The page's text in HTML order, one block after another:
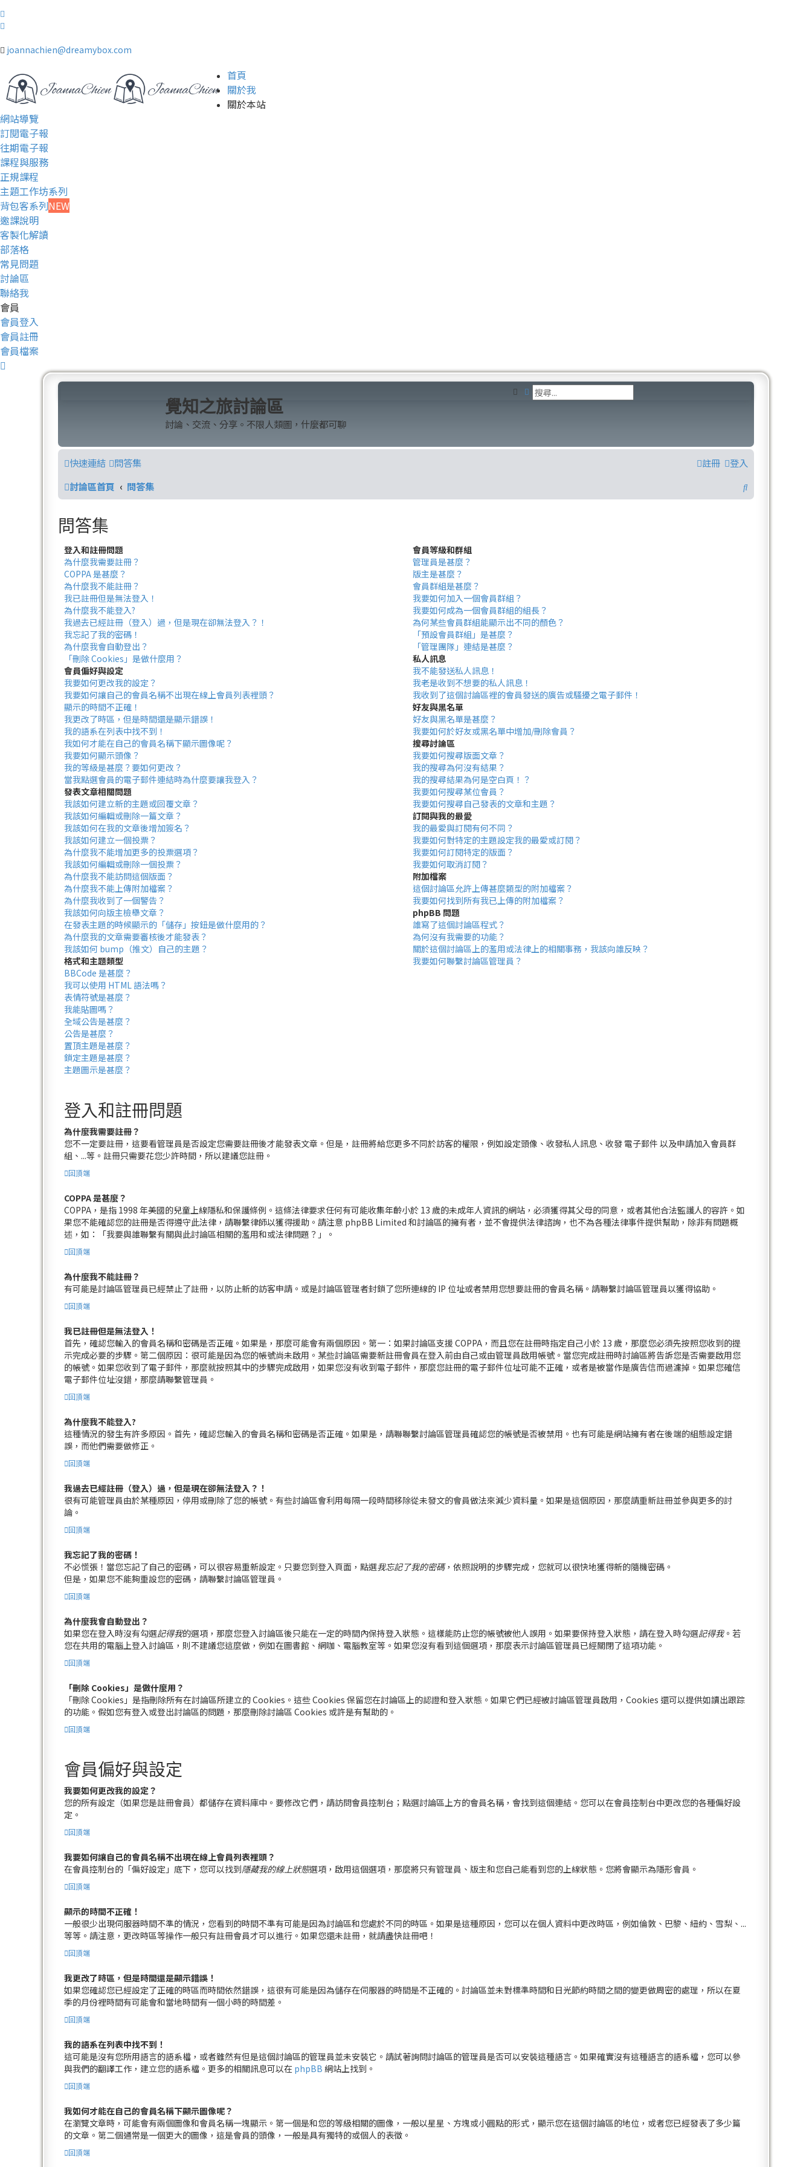
joannachien@dreamybox.com
首頁
關於我
關於本站
網站導覽
訂閱電子報
往期電子報
課程與服務
正規課程
主題工作坊系列
背包客系列NEW
邀課說明
客製化解讀
部落格
常見問題
討論區
聯絡我
會員
會員登入
會員註冊
會員檔案
覺知之旅討論區
討論、交流、分享。不限人類圖，什麼都可聊
搜尋 進階搜尋
快速連結 問答集 登入
註冊
討論區首頁
問答集
問答集
登入和註冊問題
為什麼我需要註冊？
COPPA 是甚麼？
為什麼我不能註冊？
我已註冊但是無法登入！
為什麼我不能登入?
我過去已經註冊（登入）過，但是現在卻無法登入？！
我忘記了我的密碼！
為什麼我會自動登出？
「刪除 Cookies」是做什麼用？
會員偏好與設定
我要如何更改我的設定？
我要如何讓自己的會員名稱不出現在線上會員列表裡頭？
顯示的時間不正確！
我更改了時區，但是時間還是顯示錯誤！
我的語系在列表中找不到！
我如何才能在自己的會員名稱下顯示圖像呢？
我要如何顯示頭像？
我的等級是甚麼？要如何更改？
當我點選會員的電子郵件連結時為什麼要讓我登入？
發表文章相關問題
我該如何建立新的主題或回覆文章？
我該如何編輯或刪除一篇文章？
我該如何在我的文章後增加簽名？
我該如何建立一個投票？
為什麼我不能增加更多的投票選項？
我該如何編輯或刪除一個投票？
為什麼我不能訪問這個版面？
為什麼我不能上傳附加檔案？
為什麼我收到了一個警告？
我該如何向版主檢舉文章？
在發表主題的時候顯示的「儲存」按鈕是做什麼用的？
為什麼我的文章需要審核後才能發表？
我該如何 bump（推文）自己的主題？
格式和主題類型
BBCode 是甚麼？
我可以使用 HTML 語法嗎？
表情符號是甚麼？
我能貼圖嗎？
全域公告是甚麼？
公告是甚麼？
置頂主題是甚麼？
鎖定主題是甚麼？
主題圖示是甚麼？
會員等級和群組
管理員是甚麼？
版主是甚麼？
會員群組是甚麼？
我要如何加入一個會員群組？
我要如何成為一個會員群組的組長？
為何某些會員群組能顯示出不同的顏色？
「預設會員群組」是甚麼？
「管理團隊」連結是甚麼？
私人訊息
我不能發送私人訊息！
我老是收到不想要的私人訊息！
我收到了這個討論區裡的會員發送的廣告或騷擾之電子郵件！
好友與黑名單
好友與黑名單是甚麼？
我要如何於好友或黑名單中增加/刪除會員？
搜尋討論區
我要如何搜尋版面文章？
我的搜尋為何沒有結果？
我的搜尋結果為何是空白頁！？
我要如何搜尋某位會員？
我要如何搜尋自己發表的文章和主題？
訂閱與我的最愛
我的最愛與訂閱有何不同？
我要如何對特定的主題設定我的最愛或訂閱？
我要如何訂閱特定的版面？
我要如何取消訂閱？
附加檔案
這個討論區允許上傳甚麼類型的附加檔案？
我要如何找到所有我已上傳的附加檔案？
phpBB 問題
誰寫了這個討論區程式？
為何沒有我需要的功能？
關於這個討論區上的濫用或法律上的相關事務，我該向誰反映？
我要如何聯繫討論區管理員？
登入和註冊問題
為什麼我需要註冊？
您不一定要註冊，這要看管理員是否設定您需要註冊後才能發表文章。但是，註冊將給您更多不同於訪客的權限，例如設定頭像、收發私人訊息、收發 電子郵件 以及申請加入會員群
組、...等。註冊只需要花您少許時間，所以建議您註冊。
回頂端
COPPA 是甚麼？
COPPA，是指 1998 年美國的兒童上線隱私和保護條例。這條法律要求任何有可能收集年齡小於 13 歲的未成年人資訊的網站，必須獲得其父母的同意，或者其他合法監護人的容許。如
果您不能確認您的註冊是否得遵守此法律，請聯繫律師以獲得援助。請注意 phpBB Limited 和討論區的擁有者，並不會提供法律諮詢，也不為各種法律事件提供幫助，除非有問題概
述，如：「我要與誰聯繫有關與此討論區相關的濫用和或法律問題？」。
回頂端
為什麼我不能註冊？
有可能是討論區管理員已經禁止了註冊，以防止新的訪客申請。或是討論區管理者封鎖了您所連線的 IP 位址或者禁用您想要註冊的會員名稱。請聯繫討論區管理員以獲得協助。
回頂端
我已註冊但是無法登入！
首先，確認您輸入的會員名稱和密碼是否正確。如果是，那麼可能會有兩個原因。第一：如果討論區支援 COPPA，而且您在註冊時指定自己小於 13 歲，那麼您必須先按照您收到的提
示完成必要的步驟。第二個原因：很可能是因為您的帳號尚未啟用。某些討論區需要新註冊會員在登入前由自己或由管理員啟用帳號。當您完成註冊時討論區將告訴您是否需要啟用您
的帳號。如果您收到了電子郵件，那麼就按照其中的步驟完成啟用，如果您沒有收到電子郵件，那麼您註冊的電子郵件位址可能不正確，或者是被當作是廣告信而過濾掉。如果您確信
電子郵件位址沒錯，那麼請聯繫管理員。
回頂端
為什麼我不能登入?
這種情況的發生有許多原因。首先，確認您輸入的會員名稱和密碼是否正確。如果是，請聯聯繫討論區管理員確認您的帳號是否被禁用。也有可能是網站擁有者在後端的組態設定錯
誤，而他們需要做修正。
回頂端
我過去已經註冊（登入）過，但是現在卻無法登入？！
很有可能管理員由於某種原因，停用或刪除了您的帳號。有些討論區會利用每隔一段時間移除從未發文的會員做法來減少資料量。如果是這個原因，那麼請重新註冊並參與更多的討
論。
回頂端
我忘記了我的密碼！
不必慌張！當您忘記了自己的密碼，可以很容易重新設定。只要您到登入頁面，點選我忘記了我的密碼，依照說明的步驟完成，您就可以很快地獲得新的隨機密碼。
但是，如果您不能夠重設您的密碼，請聯繫討論區管理員。
回頂端
為什麼我會自動登出？
如果您在登入時沒有勾選記得我的選項，那麼您登入討論區後只能在一定的時間內保持登入狀態。這樣能防止您的帳號被他人誤用。如果要保持登入狀態，請在登入時勾選記得我。若
您在共用的電腦上登入討論區，則不建議您這麼做，例如在圖書館、網咖、電腦教室等。如果您沒有看到這個選項，那麼表示討論區管理員已經關閉了這項功能。
回頂端
「刪除 Cookies」是做什麼用？
「刪除 Cookies」是指刪除所有在討論區所建立的 Cookies。這些 Cookies 保留您在討論區上的認證和登入狀態。如果它們已經被討論區管理員啟用，Cookies 還可以提供如讀出跟踪
的功能。假如您有登入或登出討論區的問題，那麼刪除討論區 Cookies 或許是有幫助的。
回頂端
會員偏好與設定
我要如何更改我的設定？
您的所有設定（如果您是註冊會員）都儲存在資料庫中。要修改它們，請訪問會員控制台；點選討論區上方的會員名稱，會找到這個連結。您可以在會員控制台中更改您的各種偏好設
定。
回頂端
我要如何讓自己的會員名稱不出現在線上會員列表裡頭？
在會員控制台的「偏好設定」底下，您可以找到隱藏我的線上狀態選項，啟用這個選項，那麼將只有管理員、版主和您自己能看到您的上線狀態。您將會顯示為隱形會員。
回頂端
顯示的時間不正確！
一般很少出現伺服器時間不準的情況，您看到的時間不準有可能是因為討論區和您處於不同的時區。如果是這種原因，您可以在個人資料中更改時區，例如倫敦、巴黎、紐約、雪梨、...
等等。請注意，更改時區等操作一般只有註冊會員才可以進行。如果您還未註冊，就請盡快註冊吧！
回頂端
我更改了時區，但是時間還是顯示錯誤！
如果您確認您已經設定了正確的時區而時間依然錯誤，這很有可能是因為儲存在伺服器的時間是不正確的。討論區並未對標準時間和日光節約時間之間的變更做周密的處理，所以在夏
季的月份裡時間有可能會和當地時間有一個小時的時間差。
回頂端
我的語系在列表中找不到！
這可能是沒有您所用語言的語系檔，或者雖然有但是這個討論區的管理員並未安裝它。請試著詢問討論區的管理員是否可以安裝這種語言。如果確實沒有這種語言的語系檔，您可以參
與我們的翻譯工作，建立您的語系檔。更多的相關訊息可以在 phpBB 網站上找到。
回頂端
我如何才能在自己的會員名稱下顯示圖像呢？
在瀏覽文章時，可能會有兩個圖像和會員名稱一塊顯示。第一個是和您的等級相關的圖像，一般以星星、方塊或小圓點的形式，顯示您在這個討論區的地位，或者您已經發表了多少篇
的文章。第二個通常是一個更大的圖像，這是會員的頭像，一般是具有獨特的或個人的表徵。
回頂端